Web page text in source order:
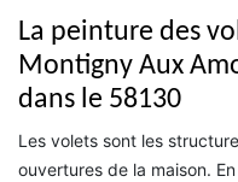
La peinture des
Montigny Aux
dans le 58130
Les volets sont les
ouvertures de la maison.